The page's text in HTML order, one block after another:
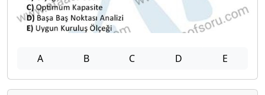
A B C D E